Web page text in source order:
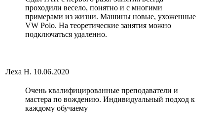
проходили весело, понятно и с многими
примерами из жизни. Машины новые, ухоженные
VW Polo. На теоретические занятия можно
подключаться удаленно.
Леха Н. 10.06.2020
Очень квалифицированные преподаватели и
мастера по вождению. Индивидуальный подход к
каждому обучаему